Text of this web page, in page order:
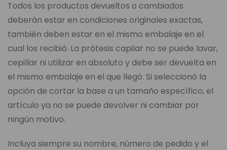
Todos los productos devueltos o cambiados
deberán estar en condiciones originales exactas,
también deben estar en el mismo embalaje en el
cual los recibió. La prótesis capilar no se puede lavar,
cepillar ni utilizar en absoluto y debe ser devuelta en
el mismo embalaje en el que llegó. Si seleccionó la
opción de cortar la base a un tamaño específico, el
artículo ya no se puede devolver ni cambiar por
ningún motivo.
Incluya siempre su nombre, número de pedido y el